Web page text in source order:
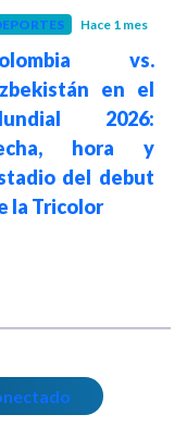
Hace 1 mes
vs.
en el
2026:
hora y
del debut
la Tricolor